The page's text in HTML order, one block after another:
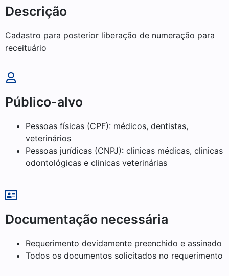
Descrição
Cadastro para posterior liberação de numeração para
receituário
Público-alvo
Pessoas físicas (CPF): médicos, dentistas,
veterinários
Pessoas jurídicas (CNPJ): clinicas médicas, clinicas
odontológicas e clinicas veterinárias
Documentação necessária
Requerimento devidamente preenchido e assinado
Todos os documentos solicitados no requerimento